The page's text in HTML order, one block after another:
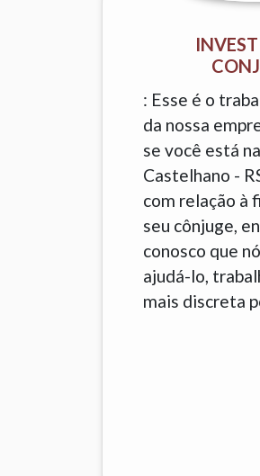
: Esse é o
da nossa
se você está
Castelhano -
com relação à
seu cônjuge,
conosco que
ajudá-lo,
mais discreta